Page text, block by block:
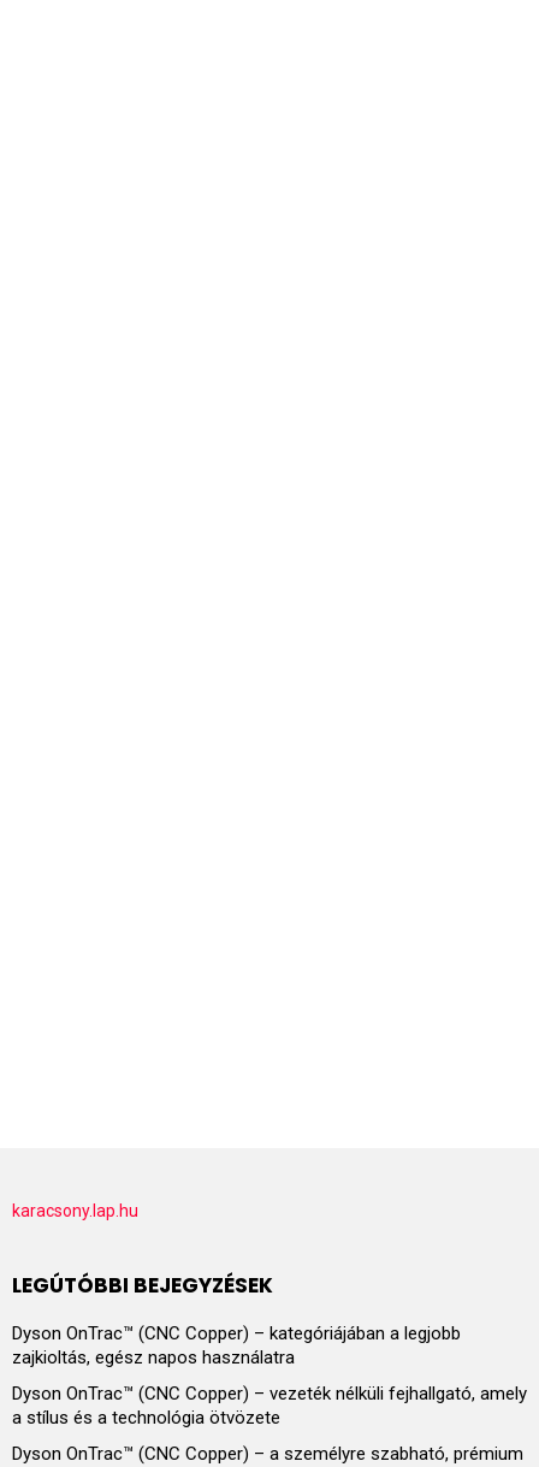
karacsony.lap.hu
LEGÚTÓBBI BEJEGYZÉSEK
Dyson OnTrac™ (CNC Copper) – kategóriájában a legjobb
zajkioltás, egész napos használatra
Dyson OnTrac™ (CNC Copper) – vezeték nélküli fejhallgató, amely
a stílus és a technológia ötvözete
Dyson OnTrac™ (CNC Copper) – a személyre szabható, prémium